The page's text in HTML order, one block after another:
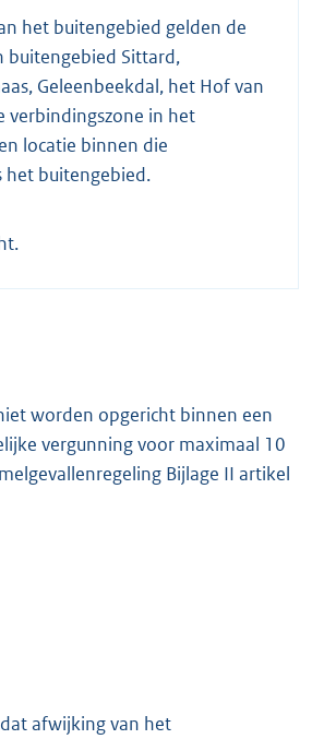
het buitengebied gelden de
buitengebied Sittard,
Geleenbeekdal, het Hof van
verbindingszone in het
locatie binnen die
het buitengebied.
worden opgericht binnen een
vergunning voor maximaal 10
Bijlage II artikel
afwijking van het